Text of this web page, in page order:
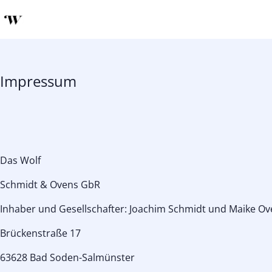
Impressum
Das Wolf
Schmidt & Ovens GbR
Inhaber und Gesellschafter: Joachim Schmidt und Maike
Brückenstraße 17
63628 Bad Soden-Salmünster